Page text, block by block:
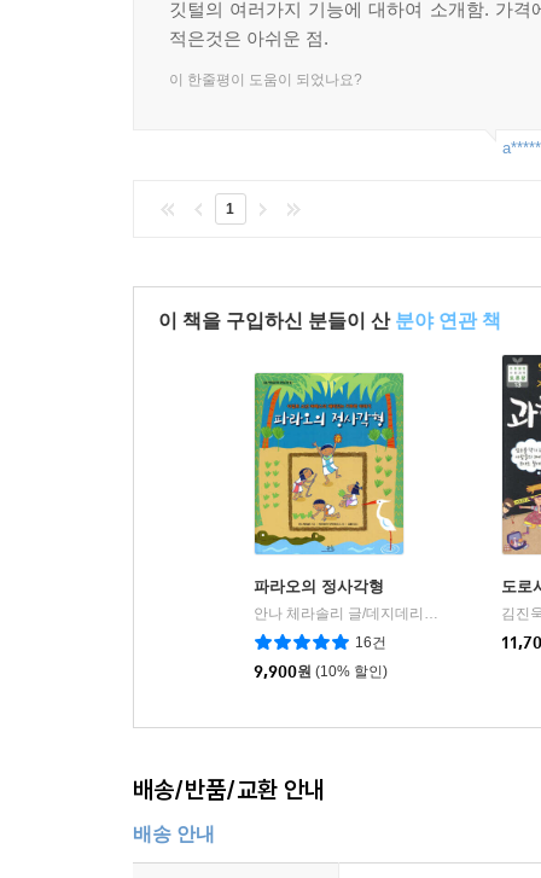
깃털의 여러가지 기능에 대하여 소개함. 가격
적은것은 아쉬운 점.
이 한줄평이 도움이 되었나요?
1
이 책을 구입하신 분들이 산 분야 연관 책
파라오의 정사각형
안나 체라솔리 글/데지데리아 귀차아르디니 그림/김효정 역
16건
9,900원 (10% 할인)
도로
김진
배송/반품/교환 안내
배송 안내